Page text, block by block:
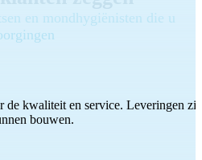
en mondhygiënisten die u
kwaliteit en service. Leveringen
bouwen.